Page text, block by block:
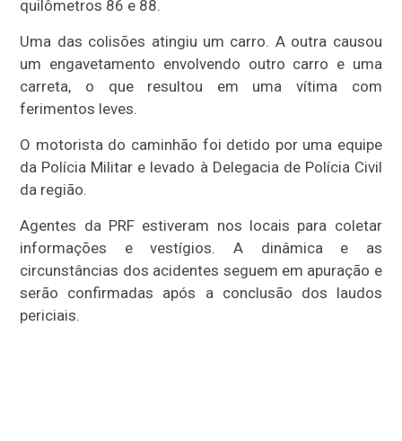
quilômetros 86 e 88.
Uma das colisões atingiu um carro. A outra causou
um engavetamento envolvendo outro carro e uma
carreta, o que resultou em uma vítima com
ferimentos leves.
O motorista do caminhão foi detido por uma equipe
da Polícia Militar e levado à Delegacia de Polícia Civil
da região.
Agentes da PRF estiveram nos locais para coletar
informações e vestígios. A dinâmica e as
circunstâncias dos acidentes seguem em apuração e
serão confirmadas após a conclusão dos laudos
periciais.